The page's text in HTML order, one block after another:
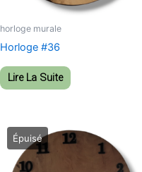
horloge murale
Horloge #36
Lire La Suite